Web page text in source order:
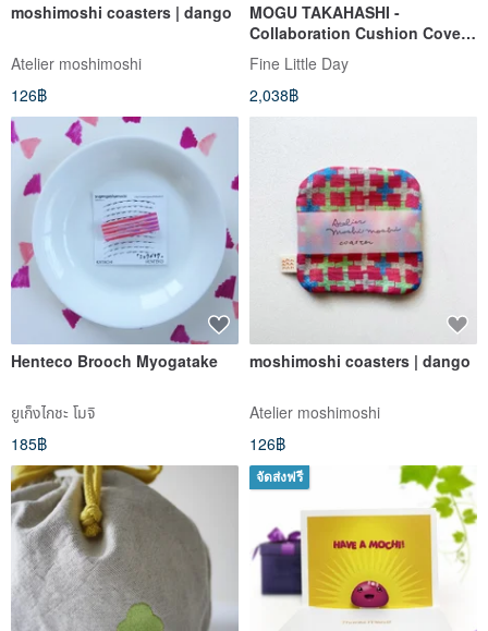
moshimoshi coasters | dango
Atelier moshimoshi
126฿
MOGU TAKAHASHI -
Collaboration Cushion Cover
TORI, BLUE 38x58cm
Fine Little Day
2,038฿
Henteco Brooch Myogatake
ยูเก็งไกชะ โมจิ
185฿
moshimoshi coasters | dango
Atelier moshimoshi
126฿
จัดส่งฟรี